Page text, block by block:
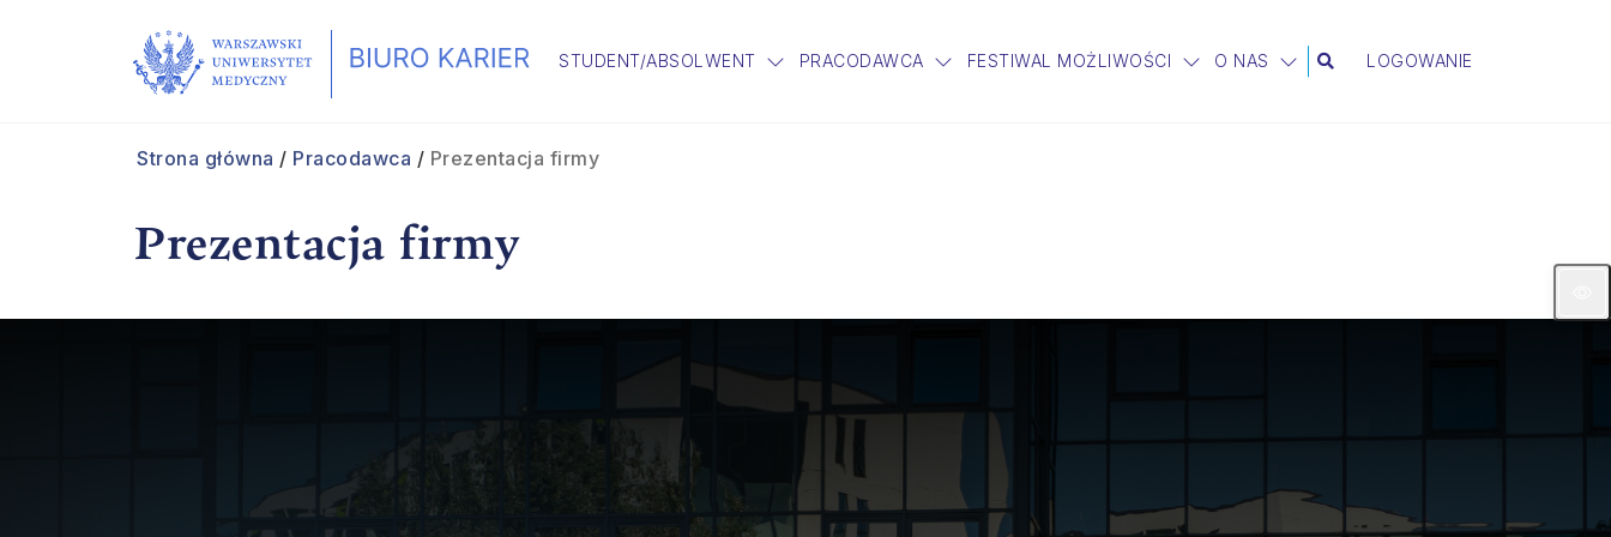
STUDENT/ABSOLWENT PRACODAWCA FESTIWAL MOŻLIWOŚCI O NAS LOGOWANIE
Strona główna / Pracodawca / Prezentacja firmy
Prezentacja firmy